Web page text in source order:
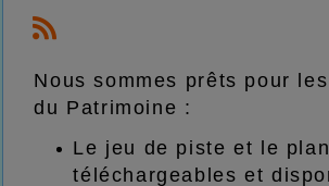
Nous sommes prêts pour
du Patrimoine :
Le jeu de piste et le
téléchargeables et